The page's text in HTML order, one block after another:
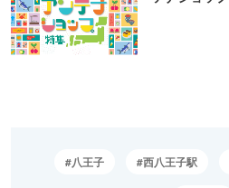
八王子 西八王子駅